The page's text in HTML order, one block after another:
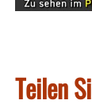
Teilen